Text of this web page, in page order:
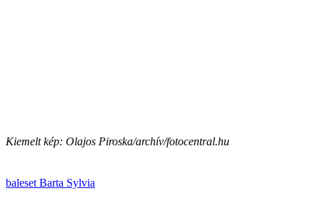
Kiemelt kép: Olajos Piroska/archív/fotocentral.hu
baleset Barta Sylvia